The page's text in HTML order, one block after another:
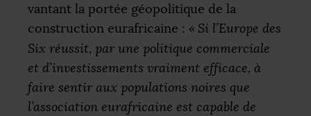
vantant la portée géopolitique de la
construction eurafricaine : « Si l’Europe des
Six réussit, par une politique commerciale
et d’investissements vraiment efficace, à
faire sentir aux populations noires que
l’association eurafricaine est capable de